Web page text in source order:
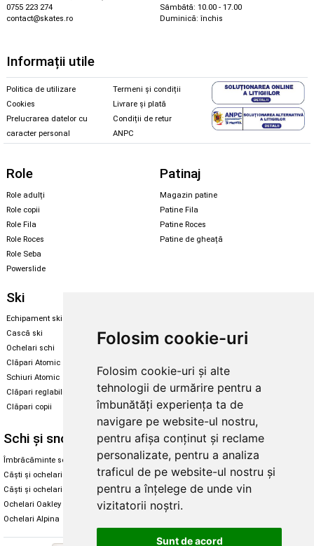
Folosim cookie-uri
Folosim cookie-uri și alte
tehnologii de urmărire pentru a
îmbunătăți experiența ta de
navigare pe website-ul nostru,
pentru afișa conținut și reclame
personalizate, pentru a analiza
traficul de pe website-ul nostru și
pentru a înțelege de unde vin
vizitatorii noștri.
Sunt de acord
0755 223 274
contact@skates.ro
Sâmbătă: 10.00 - 17.00
Duminică: închis
Informații utile
Politica de utilizare
Cookies
Prelucrarea datelor cu
caracter personal
Termeni și condiții
Livrare și plată
Condiții de retur
ANPC
Role
Role adulți
Role copii
Role Fila
Role Roces
Role Seba
Powerslide
Patinaj
Magazin patine
Patine Fila
Patine Roces
Patine de gheață
Ski
Echipament ski
Cască ski
Ochelari schi
Clăpari Atomic
Schiuri Atomic
Clăpari reglabili
Clăpari copii
Echipament snowboard
Skate & longboard
Santa Cruz
Enuff Skateboards
Schi și snowboard
Îmbrăcăminte schi și snowboard
Căști și ochelari de iarnă
Căști și ochelari Alpina
Ochelari Oakley
Ochelari Alpina
Diverse
Cum aleg rolele
Cum aleg ochelarii
Ochelari de soare Oakley
Ochelari de soare Alpina